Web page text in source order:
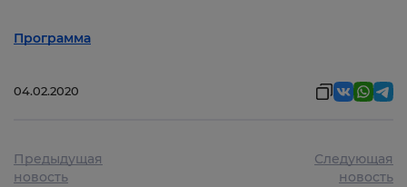
Программа
04.02.2020
Предыдущая
новость
Следующая
новость